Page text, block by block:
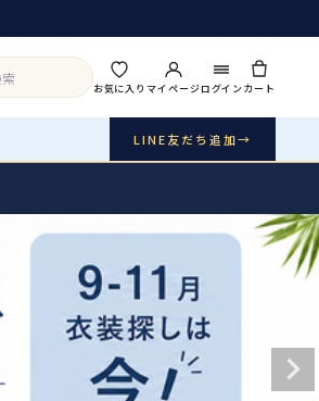
お気に入りマイページログインカート
LINE友だち追加→